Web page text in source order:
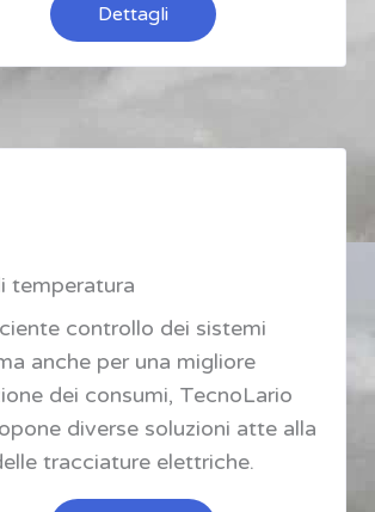
Dettagli
temperatura
controllo dei sistemi
anche per una migliore
dei consumi, TecnoLario
diverse soluzioni atte alla
tracciature elettriche.